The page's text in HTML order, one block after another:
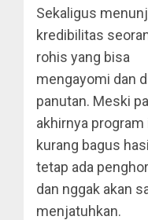
Sekaligus
kredibilitas
rohis yang bisa
mengayomi dan
panutan. Meski
akhirnya program
kurang bagus
tetap ada
dan nggak akan
menjatuhkan.